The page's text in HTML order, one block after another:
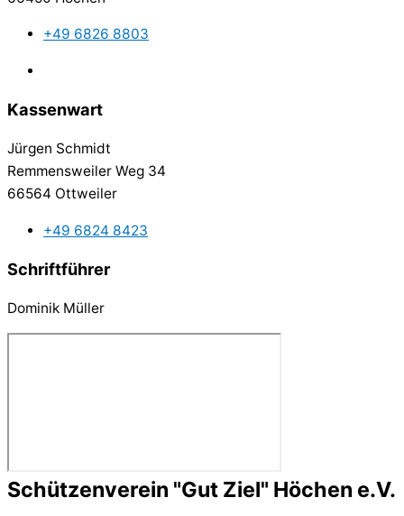
+49 6826 8803
Kassenwart
Jürgen Schmidt
Remmensweiler Weg 34
66564 Ottweiler
+49 6824 8423
Schriftführer
Dominik Müller
Schützenverein "Gut Ziel" Höchen e.V.